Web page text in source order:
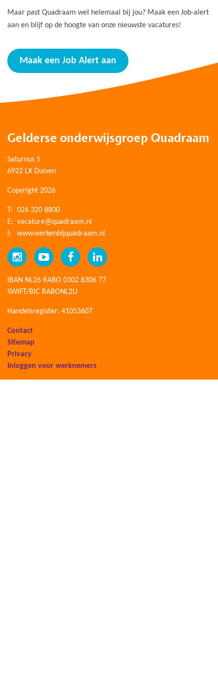
Maar past Quadraam wel helemaal bij jou? Maak een Job-alert
aan en blijf op de hoogte van onze nieuwste vacatures!
Maak een Job Alert aan
Gelderse onderwijsgroep Quadraam
Saturnus 5
6922 LX Duiven
Copyright 2026
T:
026 320 8800
E: vacature@quadraam.nl
I:
www.werkenbijquadraam.nl
IBAN NL26 RABO 0302 8306 77
SWIFT/BIC RABONL2U
Handelsregister: 41053607
Contact
Sitemap
Privacy
Inloggen voor werknemers